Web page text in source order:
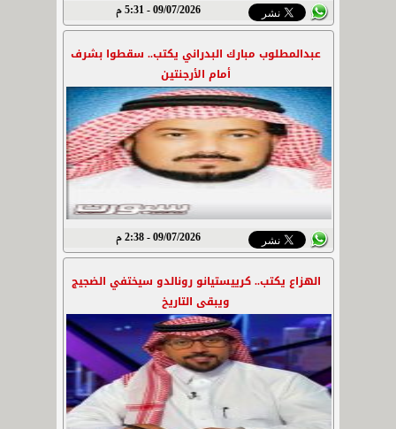
09/07/2026 - 5:31 م
عبدالمطلوب مبارك البدراني يكتب.. سقطوا بشرف
أمام الأرجنتين
09/07/2026 - 2:38 م
الهزاع يكتب.. كرييستيانو رونالدو سيختفي الضجيج
ويبقى التاريخ